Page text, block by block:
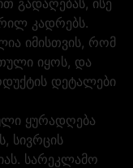
კადრებს.
იმისთვის, რომ
იყოს, და
დეტალები
ყურადღება
სივრცის
სარეკლამო